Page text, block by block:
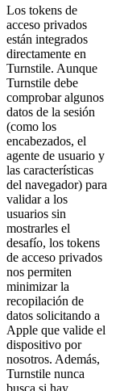
Los tokens de
acceso privados
están integrados
directamente en
Turnstile. Aunque
Turnstile debe
comprobar algunos
datos de la sesión
(como los
encabezados, el
agente de usuario y
las características
del navegador) para
validar a los
usuarios sin
mostrarles el
desafío, los tokens
de acceso privados
nos permiten
minimizar la
recopilación de
datos solicitando a
Apple que valide el
dispositivo por
nosotros. Además,
Turnstile nunca
busca si hay